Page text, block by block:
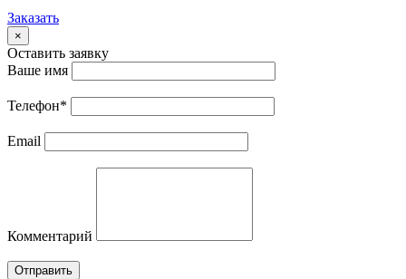
Заказать
×
Оставить заявку
Ваше имя
Телефон*
Email
Комментарий
Отправить